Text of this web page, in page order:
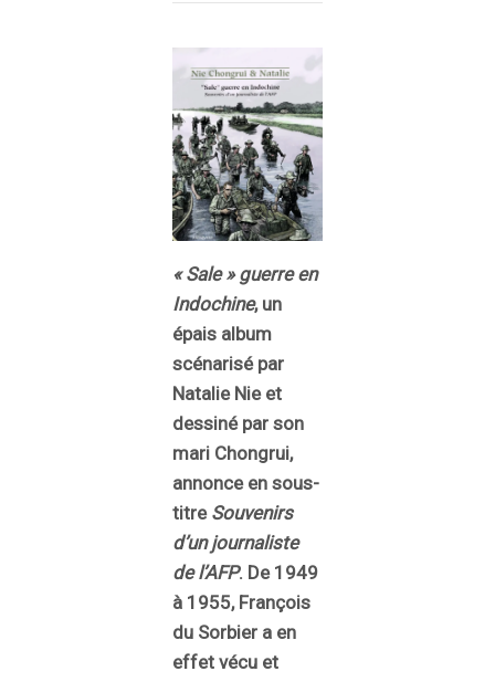
« Sale » guerre en
Indochine, un
épais album
scénarisé par
Natalie Nie et
dessiné par son
mari Chongrui,
annonce en sous-
titre Souvenirs
d’un journaliste
de l’AFP. De 1949
à 1955, François
du Sorbier a en
effet vécu et